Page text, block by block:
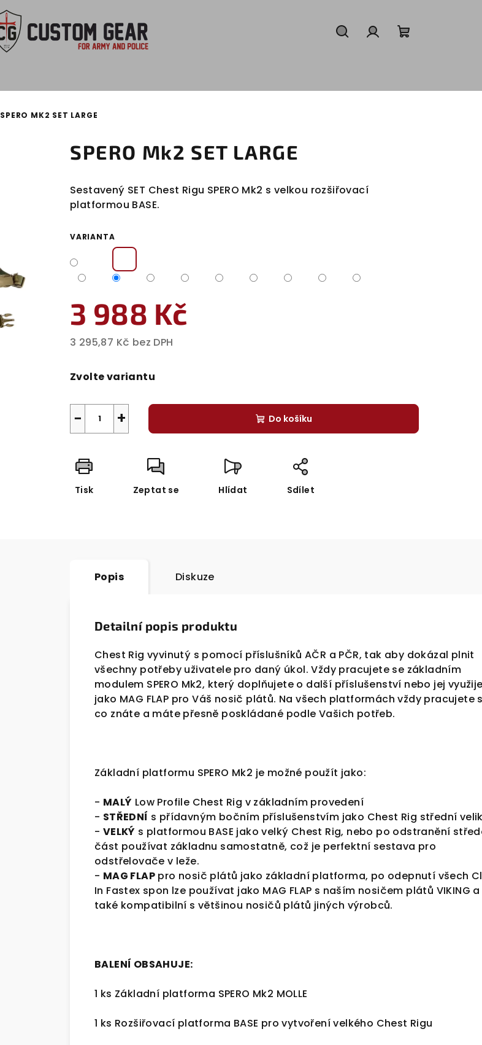
SPERO MK2 SET LARGE
SPERO Mk2 SET LARGE
Sestavený SET Chest Rigu SPERO Mk2 s velkou rozšiřovací
platformou BASE.
VARIANTA
3 988 Kč
3 295,87 Kč bez DPH
cena:
Zvolte variantu
+
− Do košíku
Tisk Zeptat se Hlídat Sdílet
Popis Diskuze
Detailní popis produktu
Chest Rig vyvinutý s pomocí příslušníků AČR a PČR, tak aby dokázal plnit
všechny potřeby uživatele pro daný úkol. Vždy pracujete se základním
modulem SPERO Mk2, který doplňujete o další příslušenství nebo jej
jako MAG FLAP pro Váš nosič plátů. Na všech platformách vždy pracujete
co znáte a máte přesně poskládané podle Vašich potřeb.
Základní platformu SPERO Mk2 je možné použít jako:
- MALÝ Low Profile Chest Rig v základním provedení
- STŘEDNÍ s přídavným bočním příslušenstvím jako Chest Rig střední
- VELKÝ s platformou BASE jako velký Chest Rig, nebo po odstranění
část používat základnu samostatně, což je perfektní sestava pro
odstřelovače v leže.
- MAG FLAP pro nosič plátů jako základní platforma, po odepnutí všech
In Fastex spon lze používat jako MAG FLAP s naším nosičem plátů VIKING
také kompatibilní s většinou nosičů plátů jiných výrobců.
BALENÍ OBSAHUJE:
1 ks Základní platforma SPERO Mk2 MOLLE
1 ks Rozšiřovací platforma BASE pro vytvoření velkého Chest Rigu